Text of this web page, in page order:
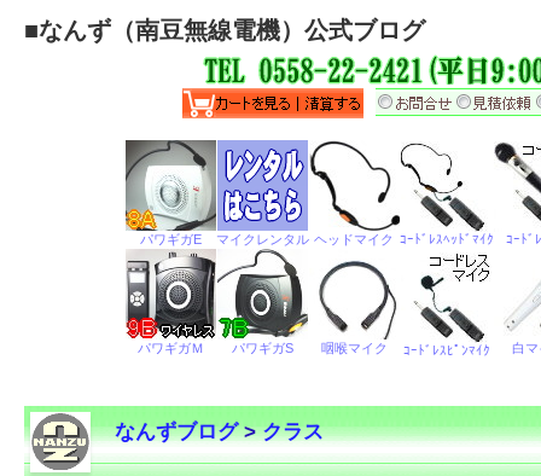
■なんず（南豆無線電機）公式ブログ
なんずブログ>クラス